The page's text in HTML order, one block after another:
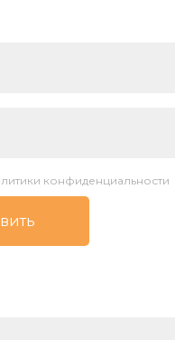
конфиденциальности